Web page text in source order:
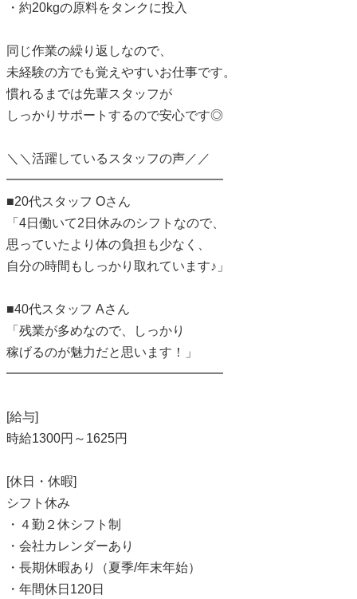
・約20kgの原料をタンクに投入
同じ作業の繰り返しなので、
未経験の方でも覚えやすいお仕事です。
慣れるまでは先輩スタッフが
しっかりサポートするので安心です◎
＼＼活躍しているスタッフの声／／
━━━━━━━━━━━━━━━━━
■20代スタッフ Oさん
「4日働いて2日休みのシフトなので、
思っていたより体の負担も少なく、
自分の時間もしっかり取れています♪」
■40代スタッフ Aさん
「残業が多めなので、しっかり
稼げるのが魅力だと思います！」
━━━━━━━━━━━━━━━━━
[給与]
時給1300円～1625円
[休日・休暇]
シフト休み
・４勤２休シフト制
・会社カレンダーあり
・長期休暇あり（夏季/年末年始）
・年間休日120日